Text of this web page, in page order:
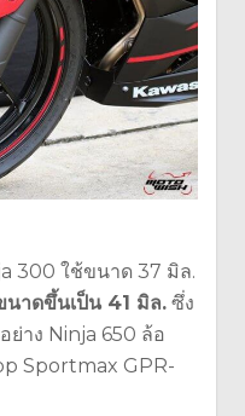
300 ใช้ขนาด 37 มิล.
าดขึ้นเป็น 41 มิล. ซึ่ง
ย่าง Ninja 650 ล้อ
Sportmax GPR-